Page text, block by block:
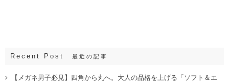
Recent Post 最近の記事
【メガネ男子必見】四角から丸へ。大人の品格を上げる「ソフト＆エ